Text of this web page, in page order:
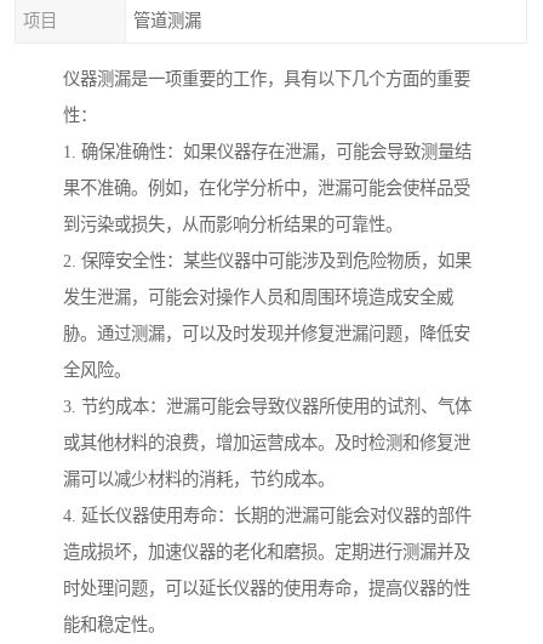
项目 管道测漏
仪器测漏是一项重要的工作，具有以下几个方面的重要
性：
1. 确保准确性：如果仪器存在泄漏，可能会导致测量结
果不准确。例如，在化学分析中，泄漏可能会使样品受
到污染或损失，从而影响分析结果的可靠性。
2. 保障安全性：某些仪器中可能涉及到危险物质，如果
发生泄漏，可能会对操作人员和周围环境造成安全威
胁。通过测漏，可以及时发现并修复泄漏问题，降低安
全风险。
3. 节约成本：泄漏可能会导致仪器所使用的试剂、气体
或其他材料的浪费，增加运营成本。及时检测和修复泄
漏可以减少材料的消耗，节约成本。
4. 延长仪器使用寿命：长期的泄漏可能会对仪器的部件
造成损坏，加速仪器的老化和磨损。定期进行测漏并及
时处理问题，可以延长仪器的使用寿命，提高仪器的性
能和稳定性。